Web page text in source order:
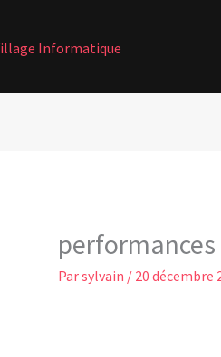
performances
Parsylvain / 20 décembre